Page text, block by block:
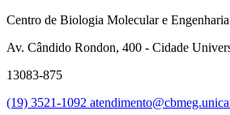
Centro de Biologia Molecular e
Av. Cândido Rondon, 400 - Cidade
13083-875
(19) 3521-1092